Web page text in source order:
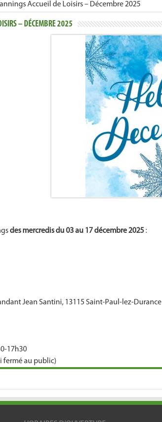
Accueil de Loisirs – Décembre 2025
– DÉCEMBRE 2025
des mercredis du 03 au 17 décembre 2025 :
Jean Santini, 13115 Saint-Paul-lez-Durance
17h30
fermé au public)